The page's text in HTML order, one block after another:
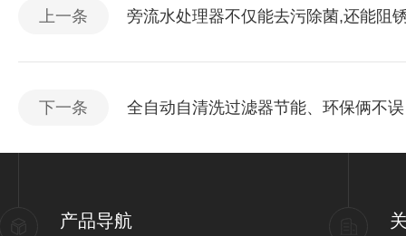
上一条 旁流水处理器不仅能去污除菌,还能阻
下一条 全自动自清洗过滤器节能、环保俩不误
产品导航